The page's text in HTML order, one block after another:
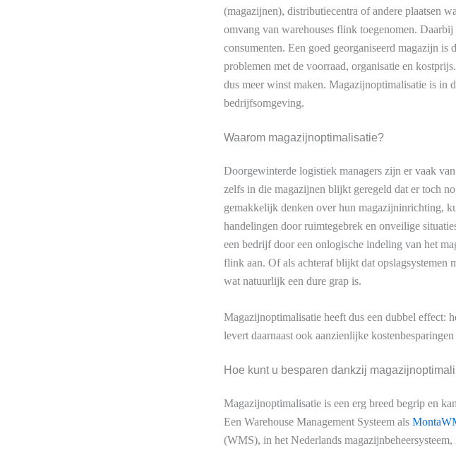
(magazijnen), distributiecentra of andere plaatsen
omvang van warehouses flink toegenomen.
consumenten. Een goed georganiseerd magazijn
problemen met de voorraad, organisatie en
dus meer winst maken. Magazijnoptimalisatie is
bedrijfsomgeving.
Waarom magazijnoptimalisatie?
Doorgewinterde logistiek managers zijn er vaak
zelfs in die magazijnen blijkt geregeld dat er toch
gemakkelijk denken over hun magazijninrichting,
handelingen door ruimtegebrek en onveilige
een bedrijf door een onlogische indeling van het
flink aan. Of als achteraf blijkt dat opslagsystemen
wat natuurlijk een dure grap is.
Magazijnoptimalisatie heeft dus een dubbel effect:
levert daarnaast ook aanzienlijke kostenbesparingen
Hoe kunt u besparen dankzij
Magazijnoptimalisatie is een erg breed begrip en
Een Warehouse Management Systeem als
(WMS), in het Nederlands